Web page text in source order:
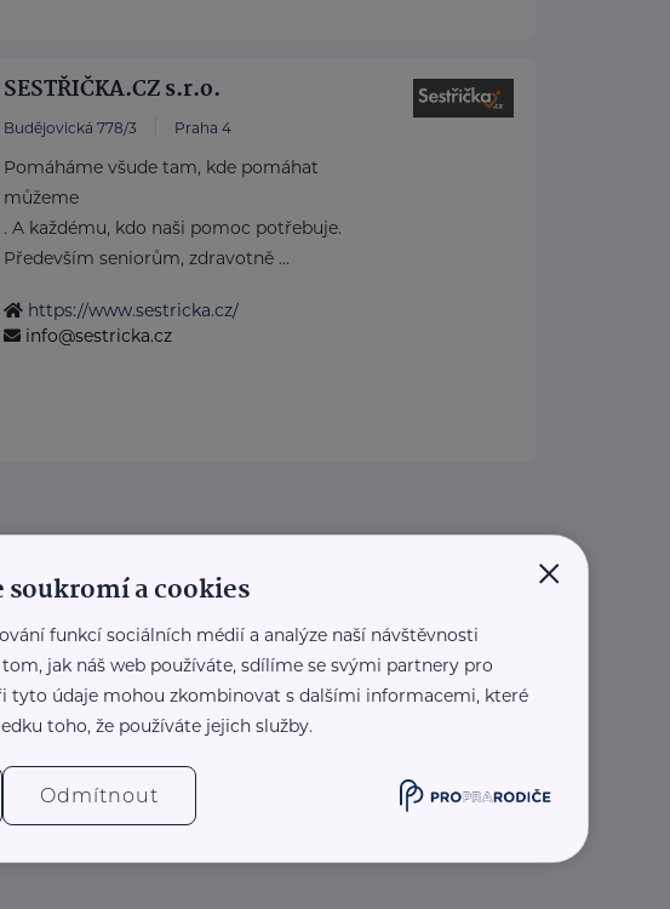
SESTŘIČKA.CZ s.r.o.
Budějovická 778/3 Praha 4
Pomáháme všude tam, kde pomáhat
můžeme
. A každému, kdo naši pomoc potřebuje.
Především seniorům, zdravotně ...
https://www.sestricka.cz/
info@sestricka.cz
×
a cookies
funkcí sociálních médií a analýze naší návštěvnosti
jak náš web používáte, sdílíme se svými partnery pro
tyto údaje mohou zkombinovat s dalšími informacemi, které
toho, že používáte jejich služby.
Odmítnout